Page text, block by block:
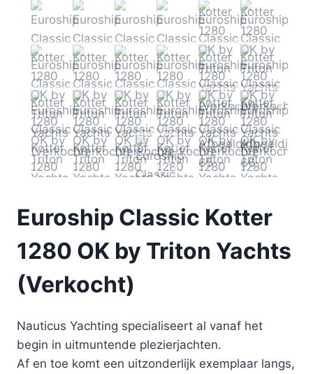
Euroship Classic Kotter
1280 OK by Triton Yachts
(Verkocht)
Nauticus Yachting specialiseert al vanaf het
begin in uitmuntende plezierjachten.
Af en toe komt een uitzonderlijk exemplaar langs,